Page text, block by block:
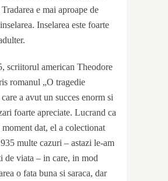
e mai aproape de
Inselarea este foarte
scriitorul american Theodore
romanul „O tragedie
a avut un succes enorm si
foarte apreciate. Lucrand ca
dat, el a colectionat
multe cazuri – astazi le-am
de viata – in care, in mod
o fata buna si saraca, dar